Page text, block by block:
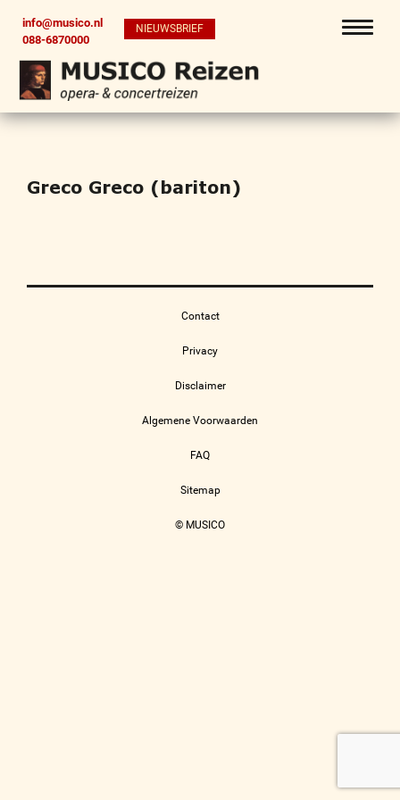
info@musico.nl
088-6870000
NIEUWSBRIEF
Greco Greco (bariton)
Contact
Privacy
Disclaimer
Algemene Voorwaarden
FAQ
Sitemap
© MUSICO